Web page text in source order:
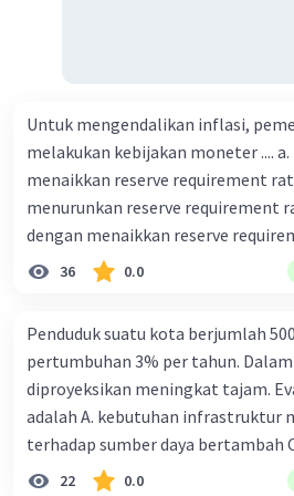
Untuk mengendalikan inflasi,
melakukan kebijakan moneter ....
menaikkan reserve requirement
menurunkan reserve requirement
dengan menaikkan reserve
dengan menurunkan reserve
Ekspansif dengan menaikkan tingkat
ceteris paribus maka .... a.
bentuk kurva jumlah uang beredar
dari kiri bawah ke kanan atas b.
mana bentuk kurva jumlah uang
uang) naik dari kiri bawah ke kanan
meningkat di mana bentuk kurva
36 0.0
Penduduk suatu kota berjumlah
pertumbuhan 3% per tahun.
diproyeksikan meningkat tajam.
adalah A. kebutuhan infrastruktur
terhadap sumber daya bertambah
eksponensial berdampak jangka
22 0.0